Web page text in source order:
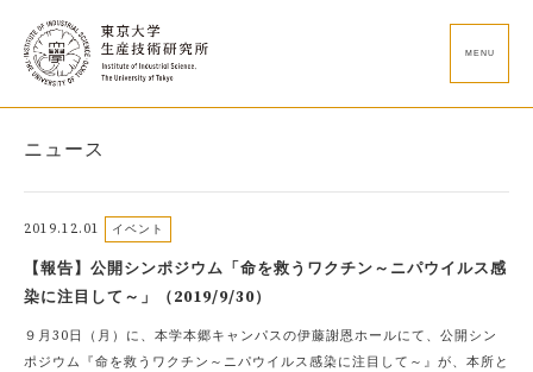
MENU
ニュース
2019.12.01 イベント
【報告】公開シンポジウム「命を救うワクチン～ニパウイルス感
染に注目して～」（2019/9/30）
９月30日（月）に、本学本郷キャンパスの伊藤謝恩ホールにて、公開シン
ポジウム『命を救うワクチン～ニパウイルス感染に注目して～』が、本所と